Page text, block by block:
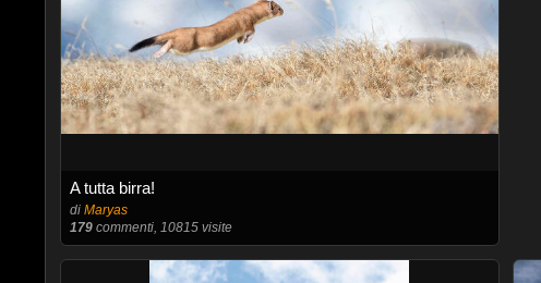
A tutta birra!
di Maryas
179commenti, 10815 visite